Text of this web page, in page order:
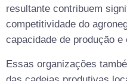
resultante contribuem
competitividade do
capacidade de produção e
Essas organizações